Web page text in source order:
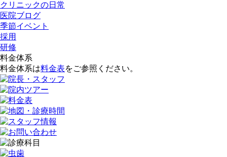
クリニックの日常
医院ブログ
季節イベント
採用
研修
料金体系
料金体系は料金表をご参照ください。